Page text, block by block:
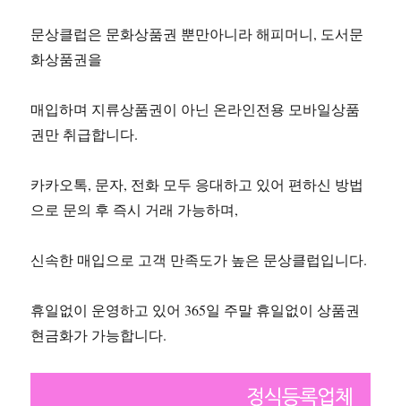
문상클럽은 문화상품권 뿐만아니라 해피머니, 도서문
화상품권을
매입하며 지류상품권이 아닌 온라인전용 모바일상품
권만 취급합니다.
카카오톡, 문자, 전화 모두 응대하고 있어 편하신 방법
으로 문의 후 즉시 거래 가능하며,
신속한 매입으로 고객 만족도가 높은 문상클럽입니다.
휴일없이 운영하고 있어 365일 주말 휴일없이 상품권
현금화가 가능합니다.